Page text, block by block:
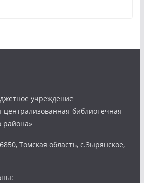
учреждение
библиотечная
района»
Томская область, с.Зырянское,